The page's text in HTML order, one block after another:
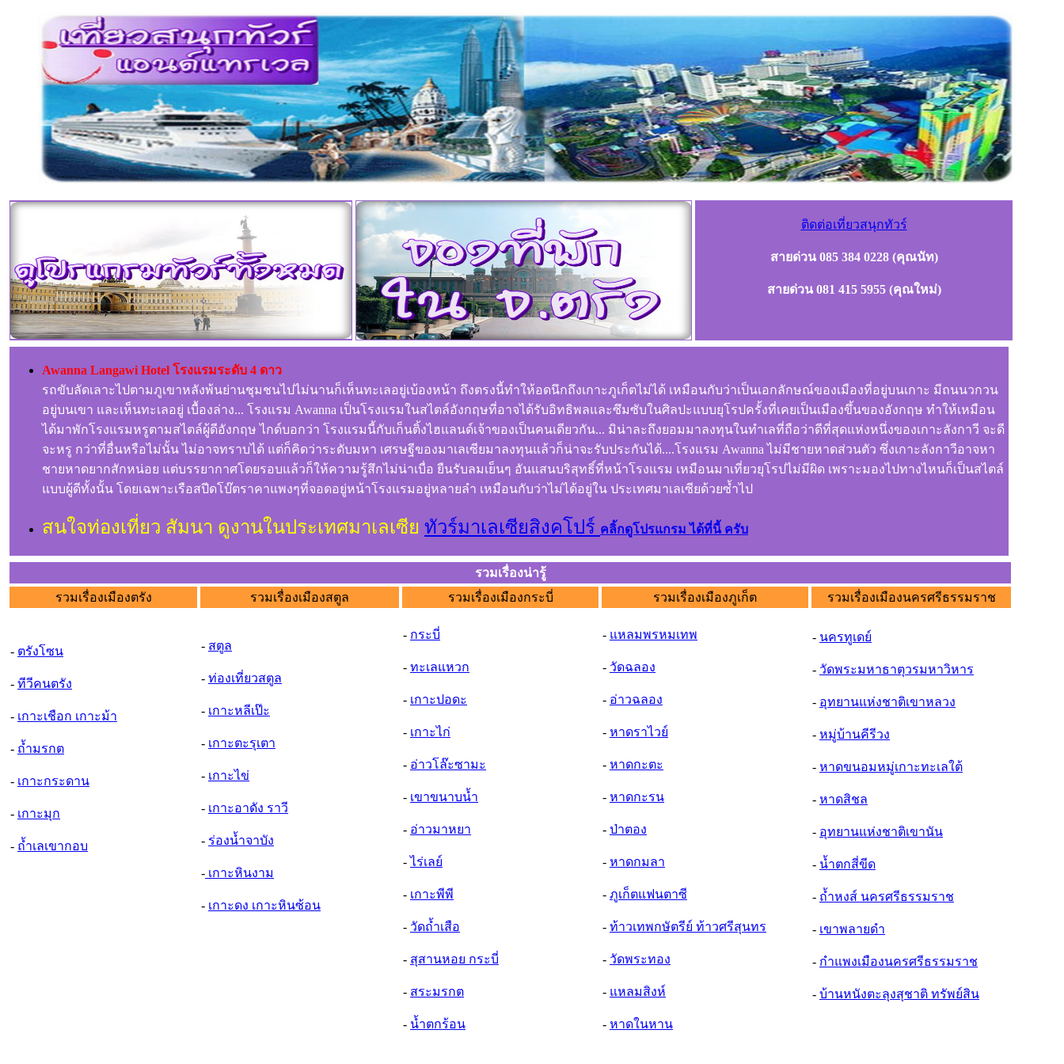
ติดต่อเที่ยวสนุกทัวร์
สายด่วน 085 384 0228 (คุณนัท)
สายด่วน 081 415 5955 (คุณใหม่)
Awanna Langawi Hotel โรงแรมระดับ 4 ดาว
รถขับลัดเลาะไปตามภูเขาหลังพ้นย่านชุมชนไปไม่นานก็เห็นทะเลอยู่เบ้องหน้า ถึงตรงนี้ทำให้อดนึกถึงเกาะภูเก็ตไม่ได้ เหมือนกับว่าเป็นเอกลักษณ์ของเมืองที่อยู่บนเกาะ มีถนนวกวน
อยู่บนเขา และเห็นทะเลอยู่ เบื้องล่าง... โรงแรม Awanna เป็นโรงแรมในสไตล์อังกฤษที่อาจได้รับอิทธิพลและซึมซับในศิลปะแบบยุโรปครั้งที่เคยเป็นเมืองขึ้นของอังกฤษ ทำให้เหมือน
ได้มาพักโรงแรมหรูตามสไตล์ผู้ดีอังกฤษ ไกด์บอกว่า โรงแรมนี้กับเก็นติ้งไฮแลนด์เจ้าของเป็นคนเดียวกัน... มิน่าละถึงยอมมาลงทุนในทำเลที่ถือว่าดีที่สุดแห่งหนึ่งของเกาะลังกาวี จะดี
จะหรู กว่าที่อื่นหรือไม่นั้น ไม่อาจทราบได้ แต่ก็คิดว่าระดับมหา เศรษฐีของมาเลเซียมาลงทุนแล้วก็น่าจะรับประกันได้....โรงแรม Awanna ไม่มีชายหาดส่วนตัว ซึ่งเกาะลังกาวีอาจหา
ชายหาดยากสักหน่อย แต่บรรยากาศโดยรอบแล้วก็ให้ความรู้สึกไม่น่าเบื่อ ยืนรับลมเย็นๆ อันแสนบริสุทธิ์ที่หน้าโรงแรม เหมือนมาเที่ยวยุโรปไม่มีผิด เพราะมองไปทางไหนก็เป็นสไตล์
แบบผู้ดีทั้งนั้น โดยเฉพาะเรือสปีดโบ๊ตราคาแพงๆที่จอดอยู่หน้าโรงแรมอยู่หลายลำ เหมือนกับว่าไม่ได้อยู่ใน ประเทศมาเลเซียด้วยซ้ำไป
สนใจท่องเที่ยว สัมนา ดูงานในประเทศมาเลเซีย ทัวร์มาเลเซียสิงคโปร์ คลิ้กดูโปรแกรม ได้ที่นี้ ครับ
รวมเรื่องน่ารู้
รวมเรื่องเมืองตรัง
รวมเรื่องเมืองสตูล รวมเรื่องเมืองกระบี่ รวมเรื่องเมืองภูเก็ต รวมเรื่องเมืองนครศรีธรรมราช
- ตรังโซน
- ทีวีคนตรัง
- เกาะเชือก เกาะม้า
- ถ้ำมรกต
- เกาะกระดาน
- เกาะมุก
- ถ้ำเลเขากอบ
- สตูล
- ท่องเที่ยวสตูล
- เกาะหลีเป๊ะ
- เกาะตะรุเตา
- เกาะไข่
- เกาะอาดัง ราวี
- ร่องน้ำจาบัง
- เกาะหินงาม
- เกาะดง เกาะหินซ้อน
- กระบี่
- ทะเลแหวก
- เกาะปอดะ
- เกาะไก่
- อ่าวโล๊ะซามะ
- เขาขนาบน้ำ
- อ่าวมาหยา
-ไร่เลย์
- เกาะพีพี
- วัดถ้ำเสือ
- สุสานหอย กระบี่
- สระมรกต
- น้ำตกร้อน
- แหลมพรหมเทพ
- วัดฉลอง
- อ่าวฉลอง
- หาดราไวย์
- หาดกะตะ
- หาดกะรน
- ป่าตอง
- หาดกมลา
- ภูเก็ตแฟนตาซี
- ท้าวเทพกษัตรีย์ ท้าวศรีสุนทร
- วัดพระทอง
- แหลมสิงห์
- หาดในหาน
- นครทูเดย์
- วัดพระมหาธาตุวรมหาวิหาร
- อุทยานแห่งชาติเขาหลวง
- หมู่บ้านคีรีวง
- หาดขนอมหมู่เกาะทะเลใต้
- หาดสิชล
- อุทยานแห่งชาติเขานัน
- น้ำตกสี่ขีด
- ถ้ำหงส์ นครศรีธรรมราช
- เขาพลายดำ
- กำแพงเมืองนครศรีธรรมราช
- บ้านหนังตะลุงสุชาติ ทรัพย์สิน